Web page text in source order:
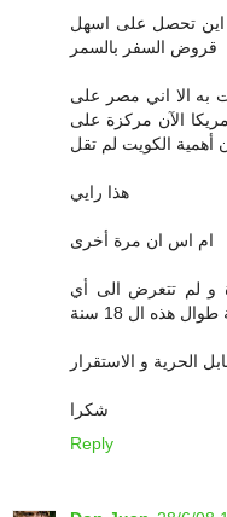
اين تحصل على اسهل
قروض السفر بالسمر
به الا اني مصر على
الآن مركزة على
أهمية الكويت لم تقل
هذا رايي
ام اس ان مرة أخرى
و لم تتعرض الى أي
هذه ال 18 سنة
الحرية و الاستقرار
شكرا
Reply